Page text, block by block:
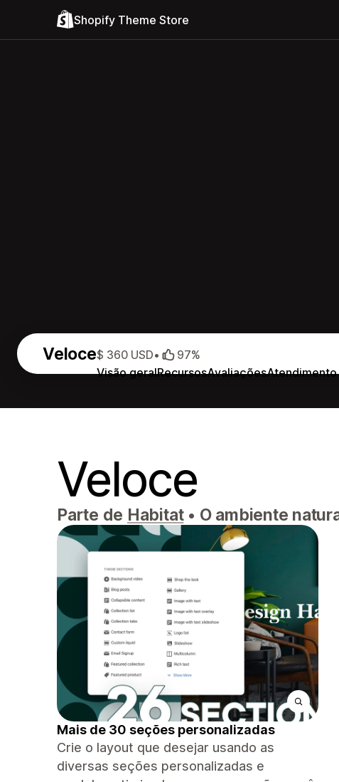
Shopify Theme Store
Veloce
Visão geralRecursosAvaliaçõesAtendimento
$ 360 USD• 97%
Veloce
Parte de Habitat • O ambiente
Mais de 30 seções personalizadas
Crie o layout que desejar usando as
diversas seções personalizadas e